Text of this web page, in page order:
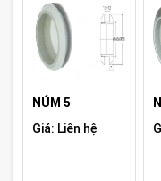
NÚM 5
Giá: Liên hệ